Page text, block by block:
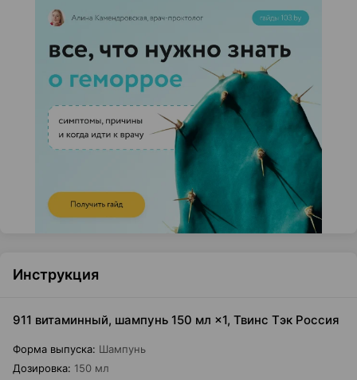
Инструкция
911 витаминный, шампунь 150 мл ×1, Твинс Тэк Россия
Форма выпуска: Шампунь
Дозировка: 150 мл